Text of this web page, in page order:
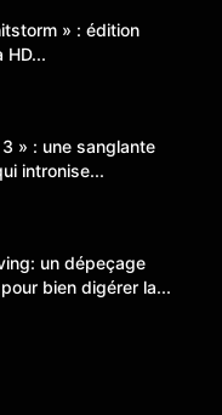
» : édition
HD...
» : une sanglante
intronise...
un dépeçage
bien digérer la...